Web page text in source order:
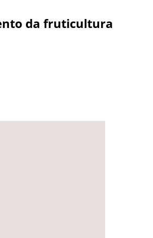
da fruticultura